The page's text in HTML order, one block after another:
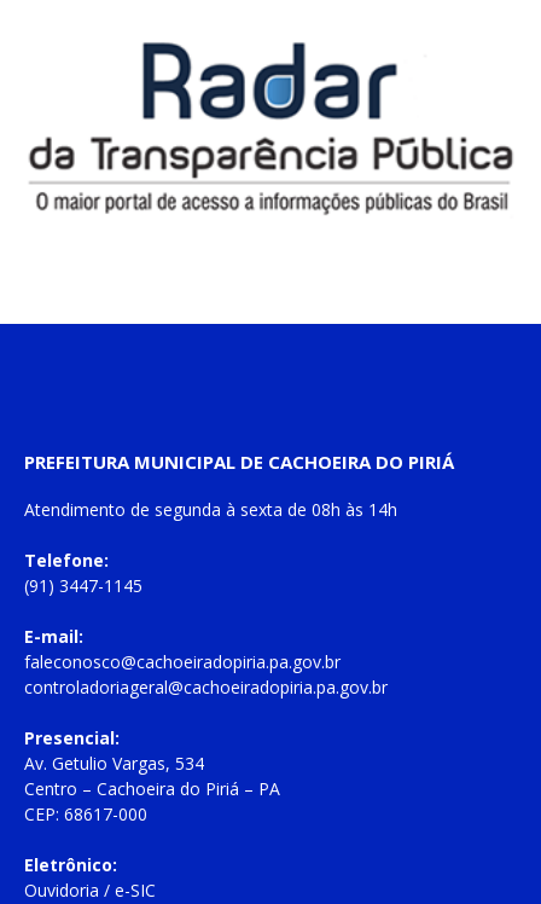
PREFEITURA MUNICIPAL DE CACHOEIRA DO PIRIÁ
Atendimento de segunda à sexta de 08h às 14h
Telefone:
(91) 3447-1145
E-mail:
faleconosco@cachoeiradopiria.pa.gov.br
controladoriageral@cachoeiradopiria.pa.gov.br
Presencial:
Av. Getulio Vargas, 534
Centro – Cachoeira do Piriá – PA
CEP: 68617-000
Eletrônico:
Ouvidoria / e-SIC